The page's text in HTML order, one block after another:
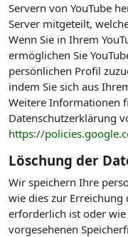
Servern von YouTube
Server mitgeteilt,
Wenn Sie in Ihrem
ermöglichen Sie
persönlichen Profil
indem Sie sich aus
Weitere Informationen
Datenschutzerklärung
https://
Löschung der
Wir speichern Ihre
wie dies zur Erreichung
erforderlich ist oder wie
vorgesehenen